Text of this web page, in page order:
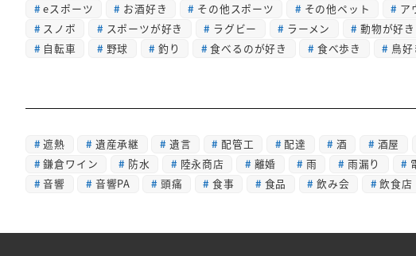
eスポーツ お酒好き その他スポーツ その他ペット ア
スノボ
スポーツが好き ラグビー ラーメン 動物が好き
自転車
野球 釣り 食べるのが好き 食べ歩き 鳥好
遮熱 遺産承継 遺言 配管工 配達 酒 酒屋
鎌倉ワイン
防水 陸永商店 離婚 雨 雨漏り
音響
音響PA 頭痛 食事 食品 飲み会 飲食店